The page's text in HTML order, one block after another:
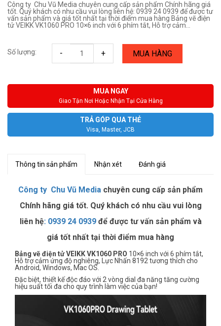
Công ty Chu Vũ Media chuyên cung cấp sản phẩm Chính hãng giá
tốt. Quý khách có nhu cầu vui lòng liên hệ: 0939 24 0939 để được tư
vấn sản phẩm và giá tốt nhất tại thời điểm mua hàng Bảng vẽ điện
tử VEIKK VK1060 PRO 10×6 inch với 6 phím tắt, Hỗ trợ cảm...
Số lượng: - + MUA HÀNG
MUA NGAY
Giao Tận Nơi Hoặc Nhận Tại Cửa Hàng
TRẢ GÓP QUA THẺ
Visa, Master, JCB
Thông tin sản phẩm Nhận xét Đánh giá
Công ty Chu Vũ Media chuyên cung cấp sản phẩm
Chính hãng giá tốt. Quý khách có nhu cầu vui lòng
liên hệ: 0939 24 0939 để được tư vấn sản phẩm và
giá tốt nhất tại thời điểm mua hàng
Bảng vẽ điện tử VEIKK VK1060 PRO 10×6 inch với 6 phím tắt,
Hỗ trợ cảm ứng độ nghiêng, Lực Nhấn 8192 tương thích cho
Android, Windows, Mac OS.
Đặc biệt, thiết kế độc đáo với 2 vòng dial đa năng tăng cường
hiệu suất tối đa cho quy trình làm việc của bạn!